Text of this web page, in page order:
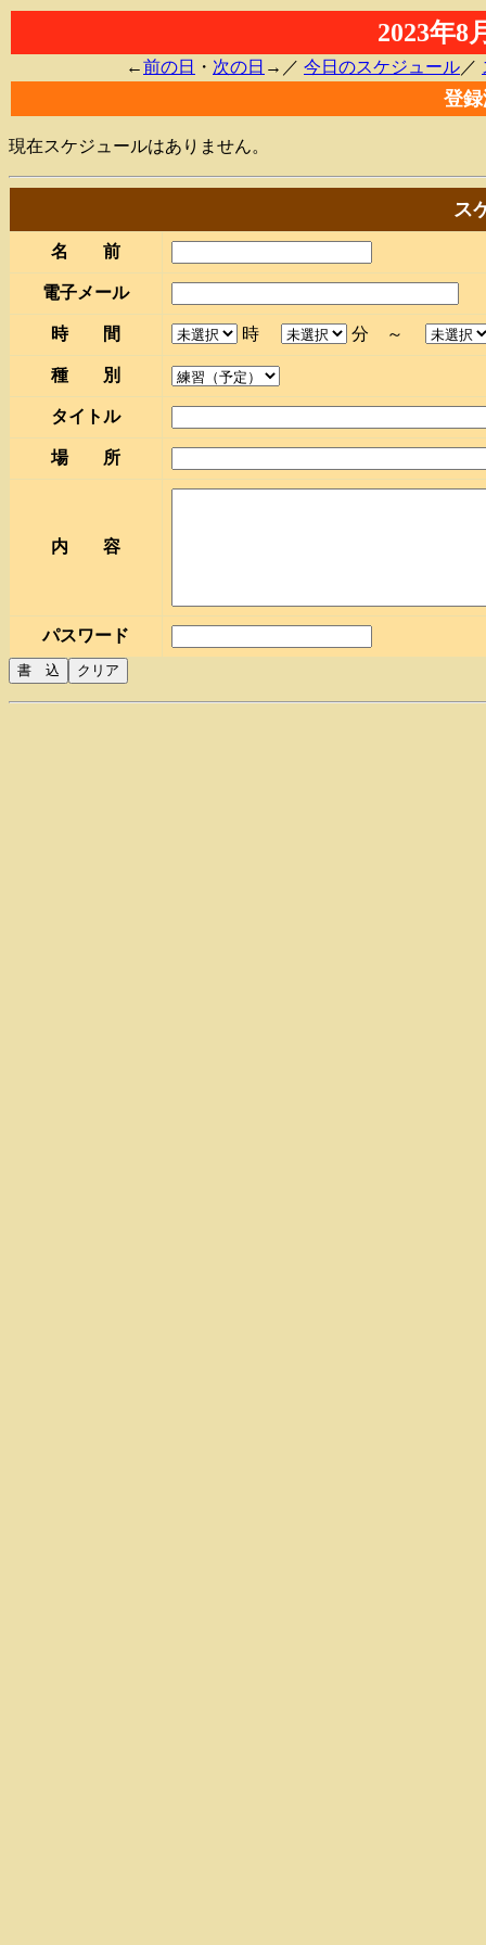
2023年
←前の日 ・ 次の日 →／ 今日のスケジュール ／
登
現在スケジュールはありません。
ス
名 前
電子メール
時 間 時 分 ～
種 別
タイトル
場 所
内 容
パスワード